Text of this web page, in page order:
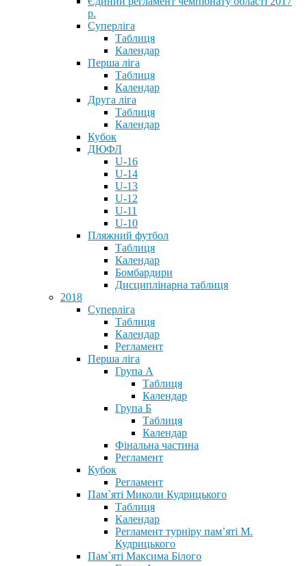
р.
Суперліга
Таблиця
Календар
Перша ліга
Таблиця
Календар
Друга ліга
Таблиця
Календар
Кубок
ДЮФЛ
U-16
U-14
U-13
U-12
U-11
U-10
Пляжний футбол
Таблиця
Календар
Бомбардири
Дисциплінарна таблиця
2018
Суперліга
Таблиця
Календар
Регламент
Перша ліга
Група А
Таблиця
Календар
Група Б
Таблиця
Календар
Фінальна частина
Регламент
Кубок
Регламент
Пам`яті Миколи Кудрицького
Таблиця
Календар
Регламент турніру пам’яті М.
Кудрицького
Пам`яті Максима Білого